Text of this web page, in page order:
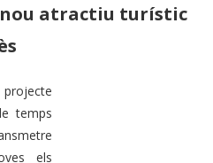
atractiu turístic
temps
els